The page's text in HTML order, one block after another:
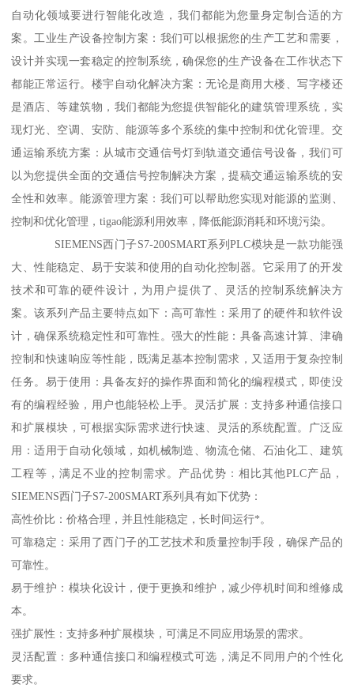
自动化领域要进行智能化改造，我们都能为您量身定制合适的方
案。工业生产设备控制方案：我们可以根据您的生产工艺和需要，
设计并实现一套稳定的控制系统，确保您的生产设备在工作状态下
都能正常运行。楼宇自动化解决方案：无论是商用大楼、写字楼还
是酒店、等建筑物，我们都能为您提供智能化的建筑管理系统，实
现灯光、空调、安防、能源等多个系统的集中控制和优化管理。交
通运输系统方案：从城市交通信号灯到轨道交通信号设备，我们可
以为您提供全面的交通信号控制解决方案，提稿交通运输系统的安
全性和效率。能源管理方案：我们可以帮助您实现对能源的监测、
控制和优化管理，tigao能源利用效率，降低能源消耗和环境污染。
SIEMENS西门子S7-200SMART系列PLC模块是一款功能强
大、性能稳定、易于安装和使用的自动化控制器。它采用了的开发
技术和可靠的硬件设计，为用户提供了、灵活的控制系统解决方
案。该系列产品主要特点如下：高可靠性：采用了的硬件和软件设
计，确保系统稳定性和可靠性。强大的性能：具备高速计算、津确
控制和快速响应等性能，既满足基本控制需求，又适用于复杂控制
任务。易于使用：具备友好的操作界面和简化的编程模式，即使没
有的编程经验，用户也能轻松上手。灵活扩展：支持多种通信接口
和扩展模块，可根据实际需求进行快速、灵活的系统配置。广泛应
用：适用于自动化领域，如机械制造、物流仓储、石油化工、建筑
工程等，满足不业的控制需求。产品优势：相比其他PLC产品，
SIEMENS西门子S7-200SMART系列具有如下优势：
高性价比：价格合理，并且性能稳定，长时间运行*。
可靠稳定：采用了西门子的工艺技术和质量控制手段，确保产品的
可靠性。
易于维护：模块化设计，便于更换和维护，减少停机时间和维修成
本。
强扩展性：支持多种扩展模块，可满足不同应用场景的需求。
灵活配置：多种通信接口和编程模式可选，满足不同用户的个性化
要求。